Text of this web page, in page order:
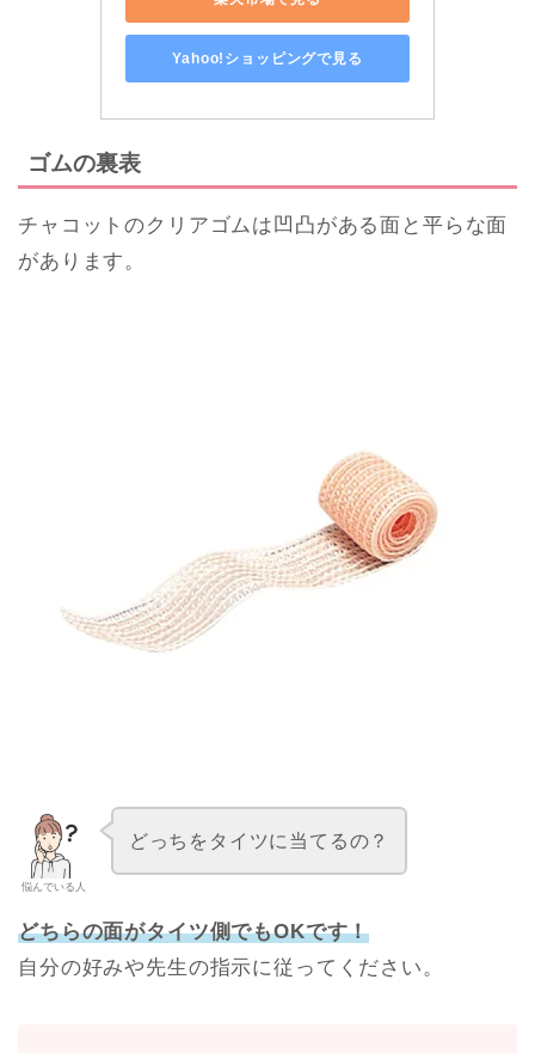
Yahoo!ショッピングで見る
ゴムの裏表
チャコットのクリアゴムは凹凸がある面と平らな面
があります。
悩んでいる人
どっちをタイツに当てるの？
どちらの面がタイツ側でもOKです！
自分の好みや先生の指示に従ってください。